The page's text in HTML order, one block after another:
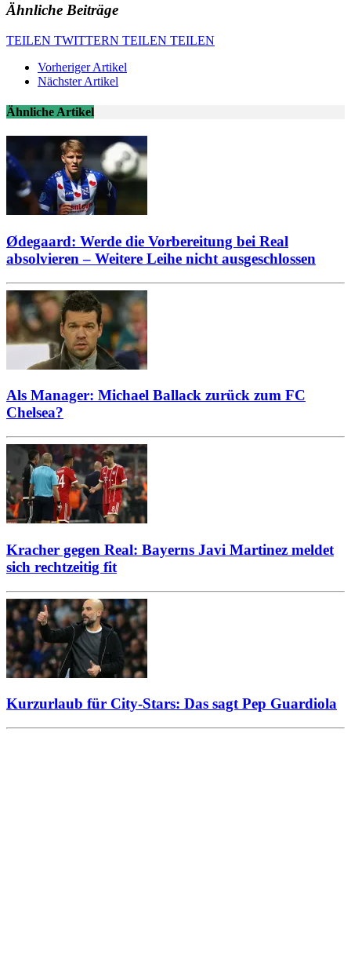
Ähnliche Beiträge
TEILEN TWITTERN TEILEN TEILEN
Vorheriger Artikel
Nächster Artikel
Ähnliche Artikel
Ødegaard: Werde die Vorbereitung bei Real
absolvieren – Weitere Leihe nicht ausgeschlossen
Als Manager: Michael Ballack zurück zum FC
Chelsea?
Kracher gegen Real: Bayerns Javi Martinez meldet
sich rechtzeitig fit
Kurzurlaub für City-Stars: Das sagt Pep Guardiola